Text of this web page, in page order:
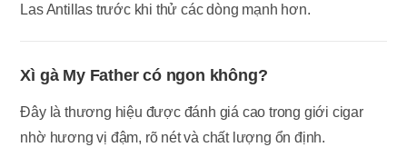
Las Antillas trước khi thử các dòng mạnh hơn.
Xì gà My Father có ngon không?
Đây là thương hiệu được đánh giá cao trong giới cigar
nhờ hương vị đậm, rõ nét và chất lượng ổn định.